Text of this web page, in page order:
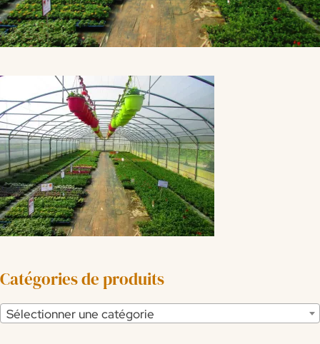
Catégories de produits
Sélectionner une catégorie